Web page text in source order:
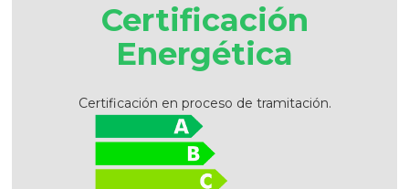
Certificación
Energética
Certificación en proceso de tramitación.